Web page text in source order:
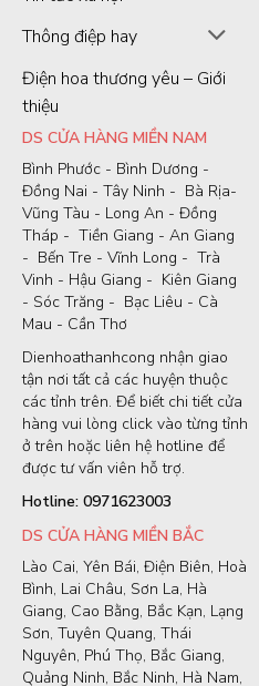
Thông điệp hay
Điện hoa thương yêu – Giới
thiệu
DS CỬA HÀNG MIỀN NAM
Bình Phước - Bình Dương -
Đồng Nai - Tây Ninh - Bà Rịa-
Vũng Tàu - Long An - Đồng
Tháp - Tiền Giang - An Giang
- Bến Tre - Vĩnh Long - Trà
Vinh - Hậu Giang - Kiên Giang
- Sóc Trăng - Bạc Liêu - Cà
Mau - Cần Thơ
Dienhoathanhcong nhận giao
tận nơi tất cả các huyện thuộc
các tỉnh trên. Để biết chi tiết cửa
hàng vui lòng click vào từng tỉnh
ở trên hoặc liên hệ hotline để
được tư vấn viên hỗ trợ.
Hotline: 0971623003
DS CỬA HÀNG MIỀN BẮC
Lào Cai, Yên Bái, Điện Biên, Hoà
Bình, Lai Châu, Sơn La, Hà
Giang, Cao Bằng, Bắc Kạn, Lạng
Sơn, Tuyên Quang, Thái
Nguyên, Phú Thọ, Bắc Giang,
Quảng Ninh, Bắc Ninh, Hà Nam,